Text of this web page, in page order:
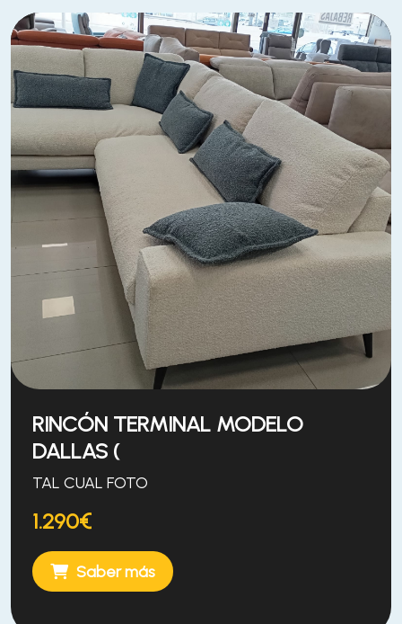
RINCÓN TERMINAL MODELO
DALLAS (
TAL CUAL FOTO
1.290€
Saber más